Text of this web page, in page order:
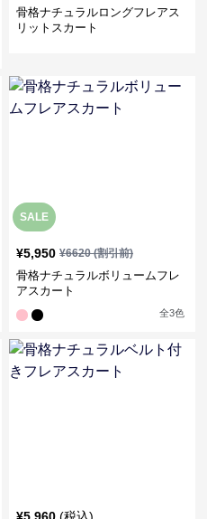
骨格ナチュラルロングフレアス
リットスカート
SALE
¥5,950 ¥6620(割引前)
骨格ナチュラルボリュームフレ
アスカート
全3色